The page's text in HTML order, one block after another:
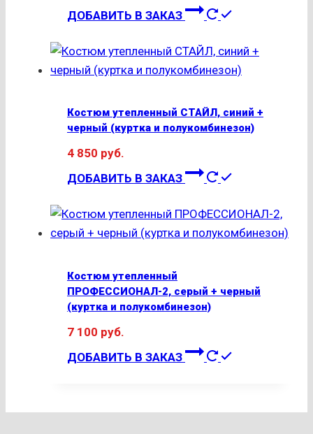
ДОБАВИТЬ В ЗАКАЗ
Этот
имеет
несколько
можно
странице
Костюм утепленный СТАЙЛ, синий +
черный (куртка и полукомбинезон)
4 850 руб.
ДОБАВИТЬ В ЗАКАЗ
Этот
имеет
несколько
можно
Костюм утепленный
ПРОФЕССИОНАЛ-2, серый + черный
(куртка и полукомбинезон)
7 100 руб.
ДОБАВИТЬ В ЗАКАЗ
Этот